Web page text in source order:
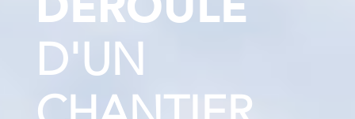
D'UN